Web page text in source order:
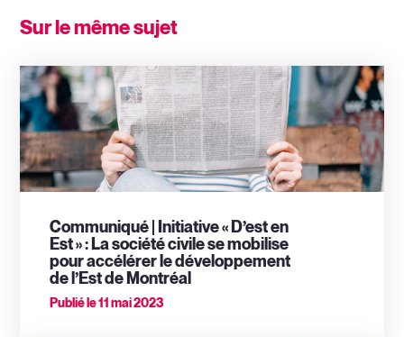
Sur le même sujet
Communiqué | Initiative « D’est en
Est » : La société civile se mobilise
pour accélérer le développement
de l’Est de Montréal
Publié le11 mai 2023